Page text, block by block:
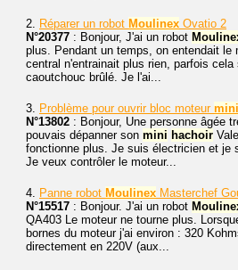
2. Réparer un robot Moulinex Ovatio 2
N°20377 : Bonjour, J'ai un robot
plus. Pendant un temps, on entendait le
central n'entrainait plus rien, parfois
caoutchouc brûlé. Je l'ai...
3. Problème pour ouvrir bloc moteur mini
N°13802 : Bonjour, Une personne âgée
pouvais dépanner son mini hachoir
fonctionne plus. Je suis électricien et je
Je veux contrôler le moteur...
4. Panne robot Moulinex Masterchef
N°15517 : Bonjour. J'ai un robot
QA403 Le moteur ne tourne plus.
bornes du moteur j'ai environ : 320
directement en 220V (aux...